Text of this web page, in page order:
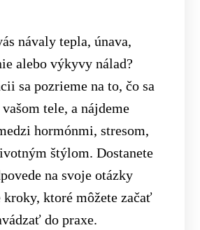
návaly tepla, únava,
alebo výkyvy nálad?
sa pozrieme na to, čo sa
tele, a nájdeme
hormónmi, stresom,
štýlom. Dostanete
na svoje otázky
kroky, ktoré môžete začať
do praxe.